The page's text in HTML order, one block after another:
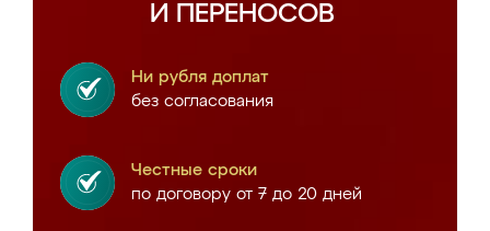
И ПЕРЕНОСОВ
Ни рубля доплат
без согласования
Честные сроки
по договору от 7 до 20 дней